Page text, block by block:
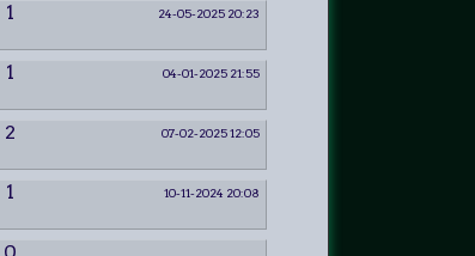
1
24-05-2025 20:23
1
04-01-2025 21:55
2
07-02-2025 12:05
1
10-11-2024 20:08